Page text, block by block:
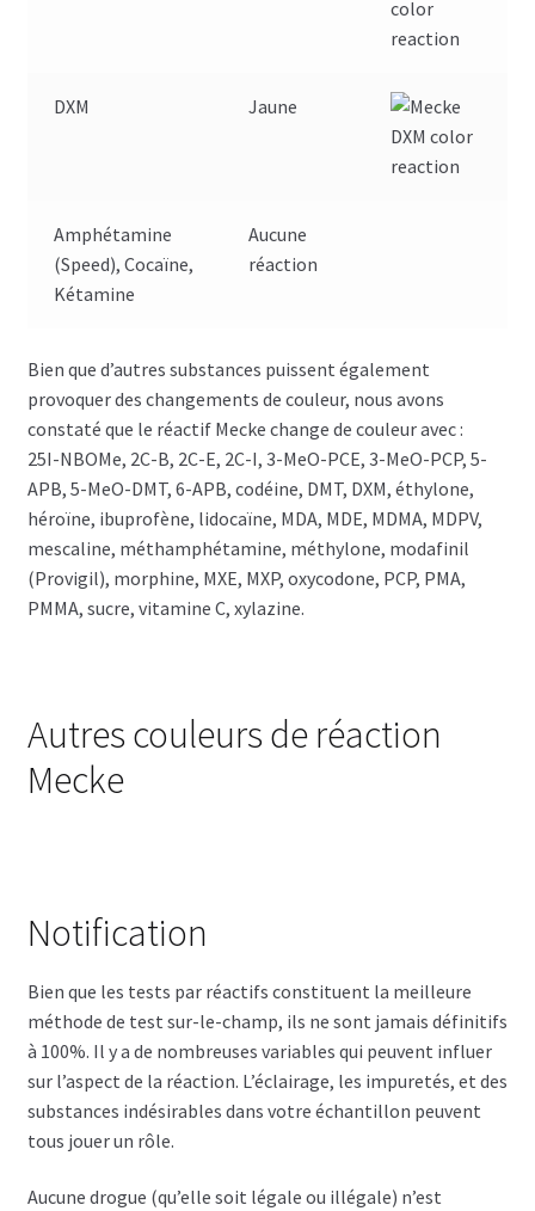
DXM Jaune
Amphétamine
(Speed), Cocaïne,
Kétamine
Aucune
réaction
Bien que d’autres substances puissent également
provoquer des changements de couleur, nous avons
constaté que le réactif Mecke change de couleur avec :
25I-NBOMe, 2C-B, 2C-E, 2C-I, 3-MeO-PCE, 3-MeO-PCP, 5-
APB, 5-MeO-DMT, 6-APB, codéine, DMT, DXM, éthylone,
héroïne, ibuprofène, lidocaïne, MDA, MDE, MDMA, MDPV,
mescaline, méthamphétamine, méthylone, modafinil
(Provigil), morphine, MXE, MXP, oxycodone, PCP, PMA,
PMMA, sucre, vitamine C, xylazine.
Autres couleurs de réaction
Mecke
Notification
Bien que les tests par réactifs constituent la meilleure
méthode de test sur-le-champ, ils ne sont jamais définitifs
à 100%. Il y a de nombreuses variables qui peuvent influer
sur l’aspect de la réaction. L’éclairage, les impuretés, et des
substances indésirables dans votre échantillon peuvent
tous jouer un rôle.
Aucune drogue (qu’elle soit légale ou illégale) n’est